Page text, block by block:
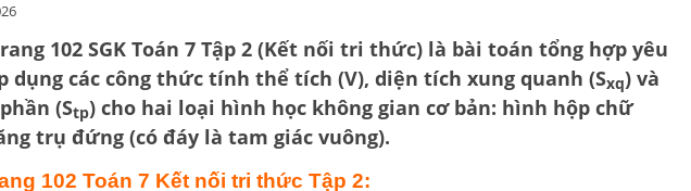
102 SGK Toán 7 Tập 2 (Kết nối tri thức) là bài toán tổng hợp yêu
dụng các công thức tính thể tích (V), diện tích xung quanh (Sxq) và
(Stp) cho hai loại hình học không gian cơ bản: hình hộp chữ
trụ đứng (có đáy là tam giác vuông).
102 Toán 7 Kết nối tri thức Tập 2: